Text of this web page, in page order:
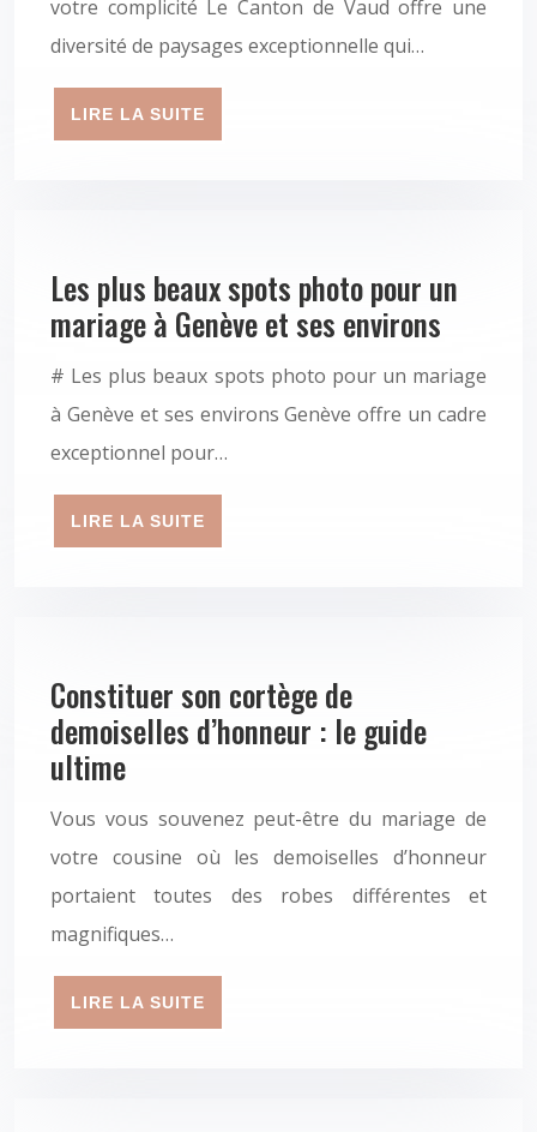
votre complicité Le Canton de Vaud offre une
diversité de paysages exceptionnelle qui…
LIRE LA SUITE
Les plus beaux spots photo pour un
mariage à Genève et ses environs
# Les plus beaux spots photo pour un mariage
à Genève et ses environs Genève offre un cadre
exceptionnel pour…
LIRE LA SUITE
Constituer son cortège de
demoiselles d’honneur : le guide
ultime
Vous vous souvenez peut-être du mariage de
votre cousine où les demoiselles d’honneur
portaient toutes des robes différentes et
magnifiques…
LIRE LA SUITE